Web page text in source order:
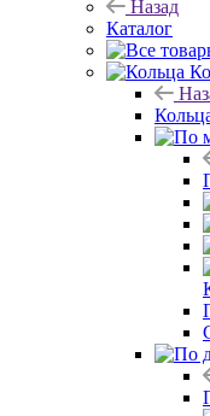
Назад
Каталог